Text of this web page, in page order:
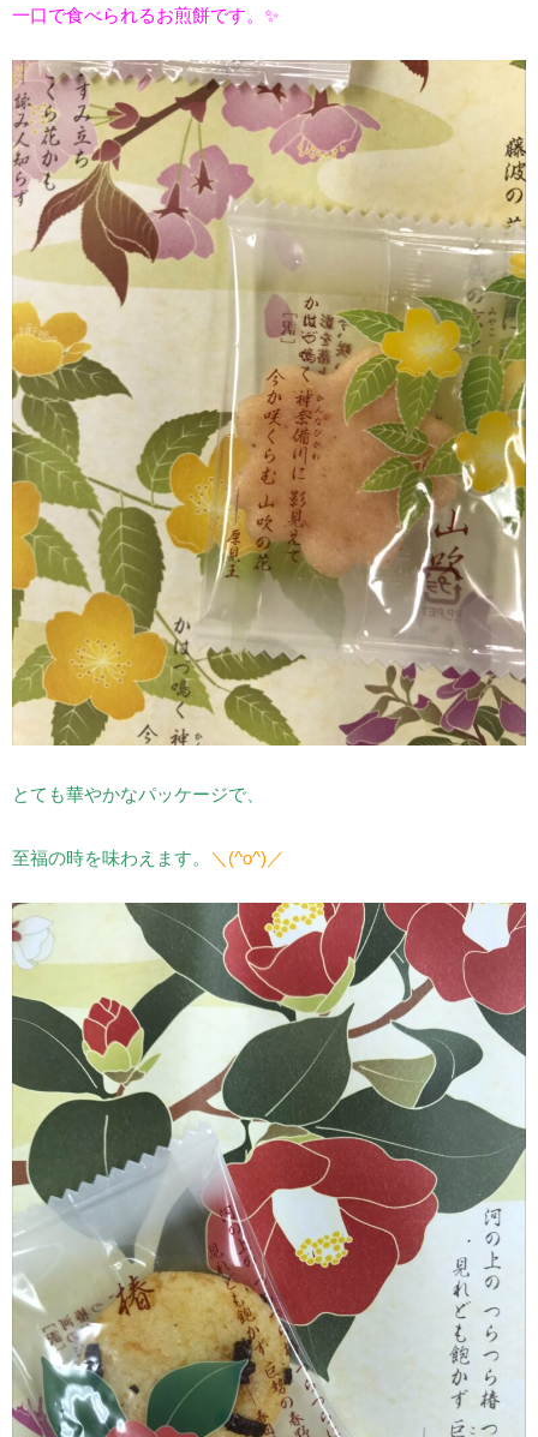
一口で食べられるお煎餅です。✨
とても華やかなパッケージで、
至福の時を味わえます。 ＼(^o^)／